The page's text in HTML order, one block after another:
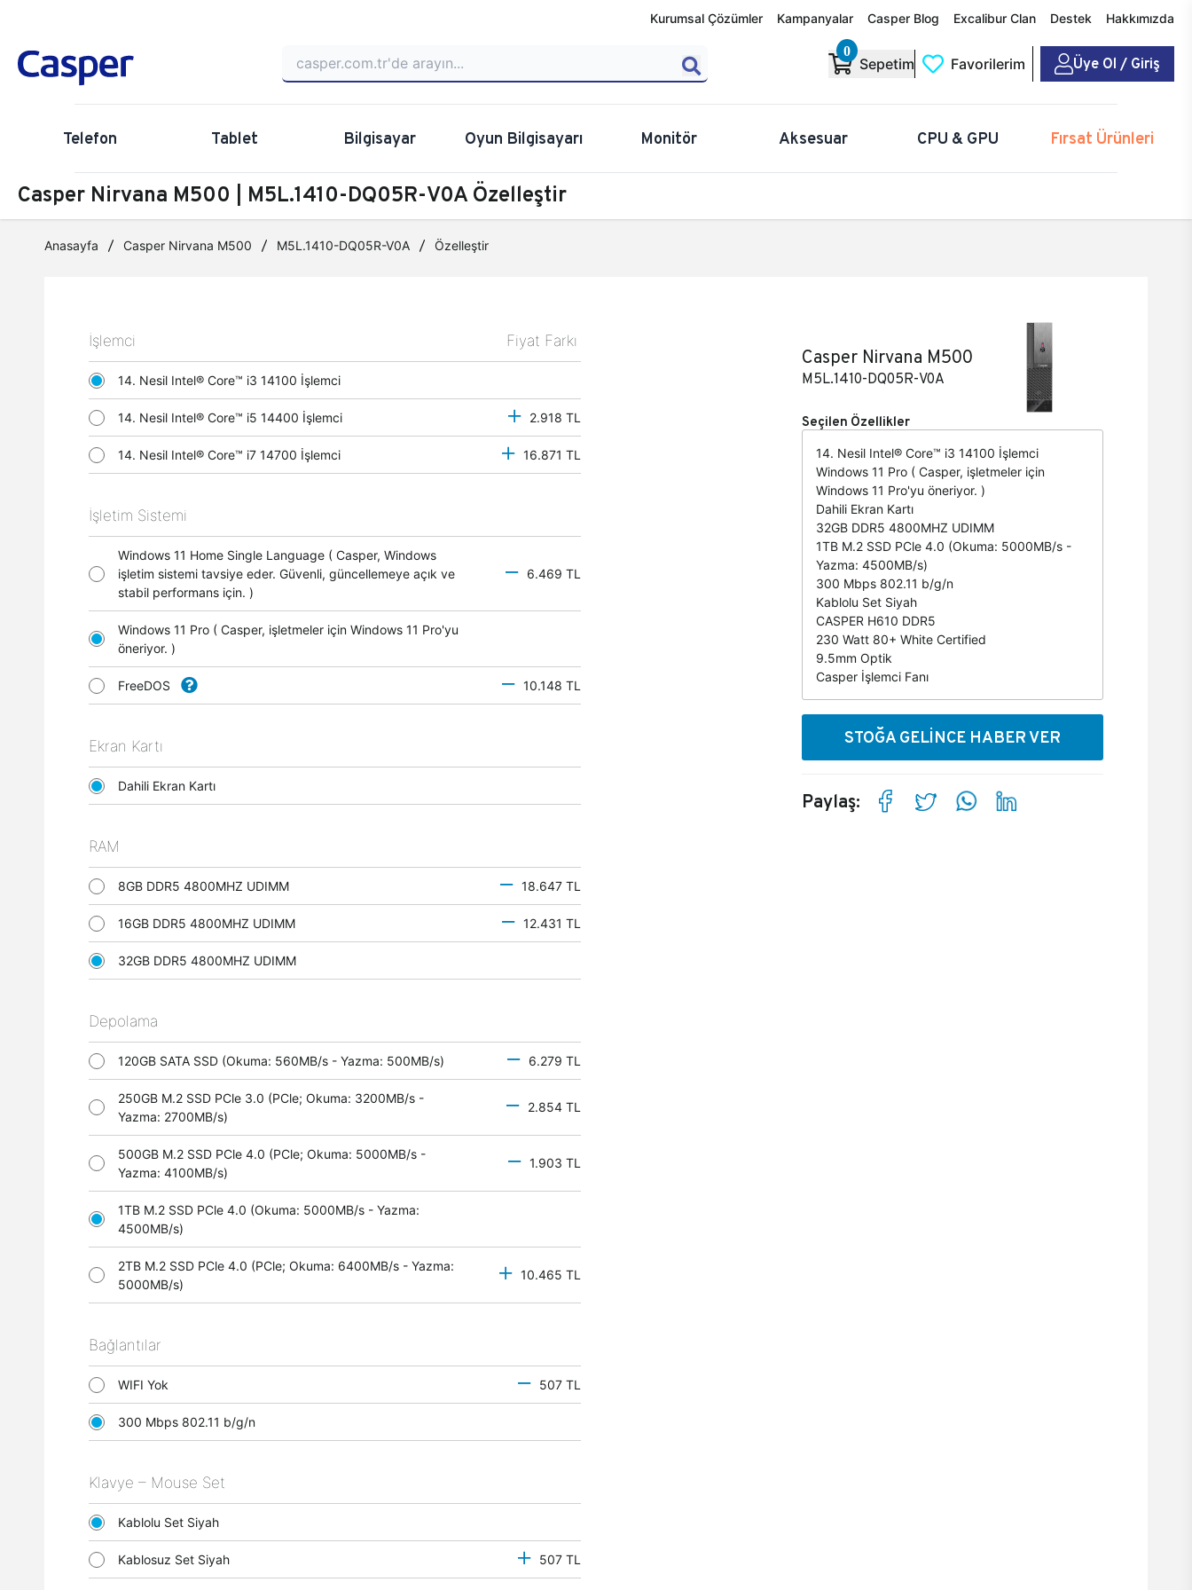
Kurumsal Çözümler Kampanyalar Casper Blog Excalibur Clan Destek Hakkımızda
0
Sepetim Favorilerim Üye Ol / Giriş
Telefon Tablet Bilgisayar Oyun Bilgisayarı Monitör Aksesuar CPU & GPU Fırsat Ürünleri
Casper Nirvana M500 | M5L.1410-DQ05R-V0A Özelleştir
Anasayfa Casper Nirvana M500 M5L.1410-DQ05R-V0A Özelleştir
İşlemci Fiyat Farkı
14. Nesil Intel® Core™ i3 14100 İşlemci
14. Nesil Intel® Core™ i5 14400 İşlemci 2.918 TL
14. Nesil Intel® Core™ i7 14700 İşlemci 16.871 TL
İşletim Sistemi
Windows 11 Home Single Language ( Casper, Windows
işletim sistemi tavsiye eder. Güvenli, güncellemeye açık ve
stabil performans için. )
6.469 TL
Windows 11 Pro ( Casper, işletmeler için Windows 11 Pro'yu
öneriyor. )
FreeDOS 10.148 TL
Ekran Kartı
Dahili Ekran Kartı
RAM
8GB DDR5 4800MHZ UDIMM 18.647 TL
16GB DDR5 4800MHZ UDIMM 12.431 TL
32GB DDR5 4800MHZ UDIMM
Depolama
120GB SATA SSD (Okuma: 560MB/s - Yazma: 500MB/s) 6.279 TL
250GB M.2 SSD PCle 3.0 (PCle; Okuma: 3200MB/s -
Yazma: 2700MB/s)
2.854 TL
500GB M.2 SSD PCle 4.0 (PCle; Okuma: 5000MB/s -
Yazma: 4100MB/s)
1.903 TL
1TB M.2 SSD PCle 4.0 (Okuma: 5000MB/s - Yazma:
4500MB/s)
2TB M.2 SSD PCle 4.0 (PCle; Okuma: 6400MB/s - Yazma:
5000MB/s)
10.465 TL
Bağlantılar
WIFI Yok 507 TL
300 Mbps 802.11 b/g/n
Klavye – Mouse Set
Kablolu Set Siyah
Kablosuz Set Siyah 507 TL
Casper Nirvana M500
M5L.1410-DQ05R-V0A
Seçilen Özellikler
14. Nesil Intel® Core™ i3 14100 İşlemci
Windows 11 Pro ( Casper, işletmeler için
Windows 11 Pro'yu öneriyor. )
Dahili Ekran Kartı
32GB DDR5 4800MHZ UDIMM
1TB M.2 SSD PCle 4.0 (Okuma: 5000MB/s -
Yazma: 4500MB/s)
300 Mbps 802.11 b/g/n
Kablolu Set Siyah
CASPER H610 DDR5
230 Watt 80+ White Certified
9.5mm Optik
Casper İşlemci Fanı
STOĞA GELİNCE HABER VER
Paylaş: